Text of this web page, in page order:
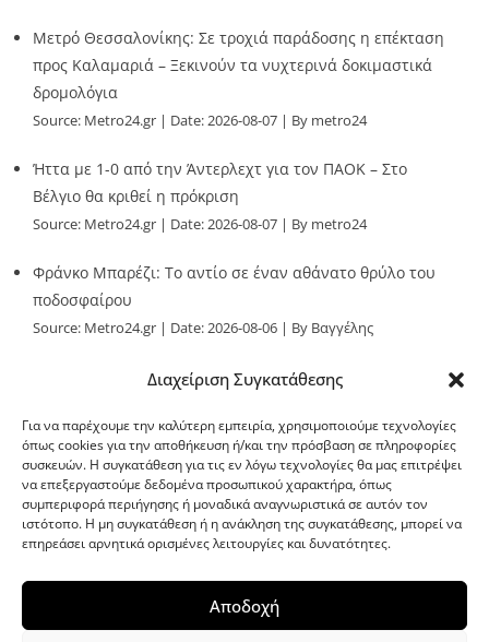
Διαχείριση Συγκατάθεσης
Για να παρέχουμε την καλύτερη εμπειρία, χρησιμοποιούμε τεχνολογίες
όπως cookies για την αποθήκευση ή/και την πρόσβαση σε πληροφορίες
συσκευών. Η συγκατάθεση για τις εν λόγω τεχνολογίες θα μας επιτρέψει
να επεξεργαστούμε δεδομένα προσωπικού χαρακτήρα, όπως
συμπεριφορά περιήγησης ή μοναδικά αναγνωριστικά σε αυτόν τον
ιστότοπο. Η μη συγκατάθεση ή η ανάκληση της συγκατάθεσης, μπορεί να
επηρεάσει αρνητικά ορισμένες λειτουργίες και δυνατότητες.
Αποδοχή
Μετρό Θεσσαλονίκης: Σε τροχιά παράδοσης η επέκταση
προς Καλαμαριά – Ξεκινούν τα νυχτερινά δοκιμαστικά
δρομολόγια
Source: Metro24.gr Date: 2026-08-07 By metro24
Ήττα με 1-0 από την Άντερλεχτ για τον ΠΑΟΚ – Στο
Βέλγιο θα κριθεί η πρόκριση
Source: Metro24.gr Date: 2026-08-07 By metro24
Φράνκο Μπαρέζι: Το αντίο σε έναν αθάνατο θρύλο του
ποδοσφαίρου
Source: Metro24.gr Date: 2026-08-06
By Βαγγέλης
G-point.gr